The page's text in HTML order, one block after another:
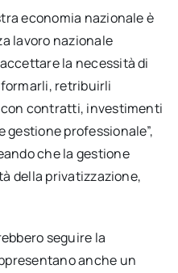
economia nazionale è
lavoro nazionale
la necessità di
retribuirli
contratti, investimenti
professionale”,
che la gestione
della privatizzazione,
seguire la
anche un